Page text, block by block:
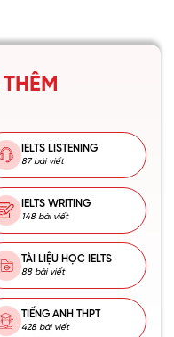
IELTS LISTENING
87 bài viết
IELTS WRITING
148 bài viết
TÀI LIỆU HỌC IELTS
88 bài viết
TIẾNG ANH THPT
428 bài viết